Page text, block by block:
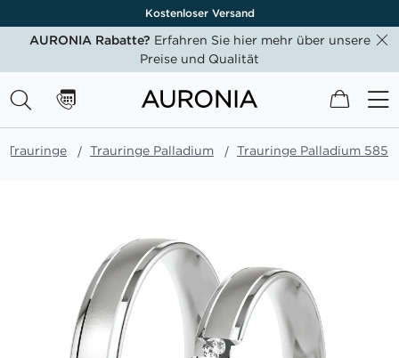
Kostenloser Versand
AURONIA Rabatte? Erfahren Sie hier mehr über unsere
Preise und Qualität
Mein
Trauringe Trauringe Palladium Trauringe Palladium 585